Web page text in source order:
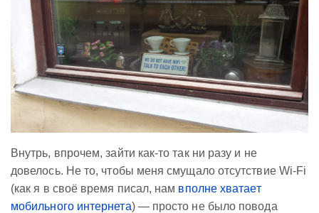
Внутрь, впрочем, зайти как-то так ни разу и не
довелось. Не то, чтобы меня смущало отсутствие Wi-Fi
(как я в своё время писал, нам вполне хватает
мобильного интернета) — просто не было повода